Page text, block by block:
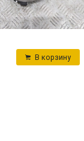
В корзину